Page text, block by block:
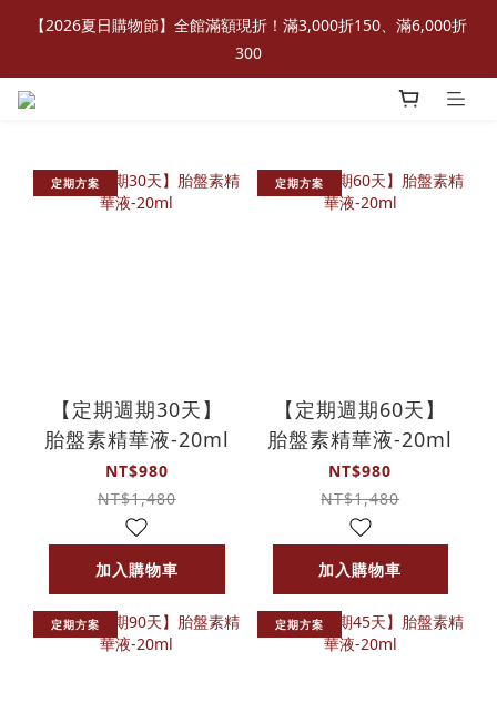
【2026夏日購物節】全館滿額現折！滿3,000折150、滿6,000折
300
定期方案
【定期週期30天】
胎盤素精華液-20ml
NT$980
NT$1,480
加入購物車
定期方案
【定期週期60天】
胎盤素精華液-20ml
NT$980
NT$1,480
加入購物車
定期方案 定期方案